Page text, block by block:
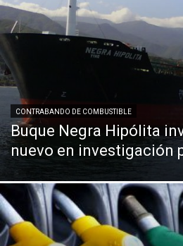
CONTRABANDO DE COMBUSTIBLE
Buque Negra Hipólita
nuevo en investigación